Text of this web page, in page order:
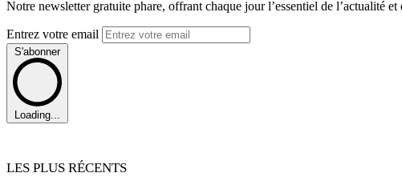
Notre newsletter gratuite phare, offrant chaque jour l’essentiel de l’actualité
Entrez votre email
S'abonner
Loading...
LES PLUS RÉCENTS